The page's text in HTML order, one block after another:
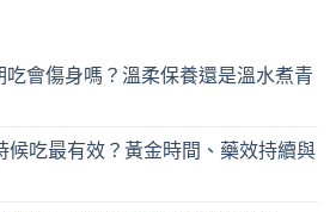
吃會傷身嗎？溫柔保養還是溫水煮青
候吃最有效？黃金時間、藥效持續與